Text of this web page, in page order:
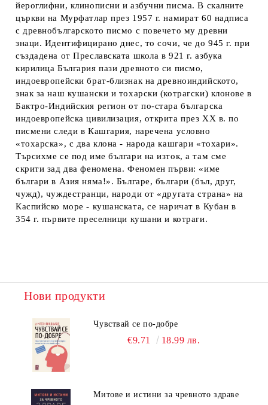
йероглифни, клинописни и азбучни писма. В скалните
църкви на Мурфатлар през 1957 г. намират 60 надписа
с древнобългарското писмо с повечето му древни
знаци. Идентифицирано днес, то сочи, че до 945 г. при
създадена от Преславската школа в 921 г. азбука
кирилица България пази древното си писмо,
индоевропейски брат-близнак на древноиндийското,
знак за наш кушански и тохарски (котрагски) клонове в
Бактро-Индийския регион от по-стара българска
индоевропейска цивилизация, открита през XX в. по
писмени следи в Кашгария, наречена условно
«тохарска», с два клона - народа кашгари «тохари».
Търсихме се под име българи на изток, а там сме
скрити зад два феномена. Феномен първи: «име
българи в Азия няма!». Българе, българи (бъл, друг,
чужд), чуждестранци, народи от «другата страна» на
Каспийско море - кушанската, се наричат в Кубан в
354 г. първите преселници кушани и котраги.
Нови продукти
Чувствай се по-добре
€9.71 18.99 лв.
Митове и истини за чревното здраве